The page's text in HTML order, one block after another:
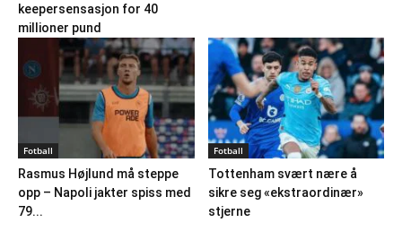
keepersensasjon for 40
millioner pund
Fotball
Rasmus Højlund må steppe
opp – Napoli jakter spiss med
79...
Fotball
Tottenham svært nære å
sikre seg «ekstraordinær»
stjerne